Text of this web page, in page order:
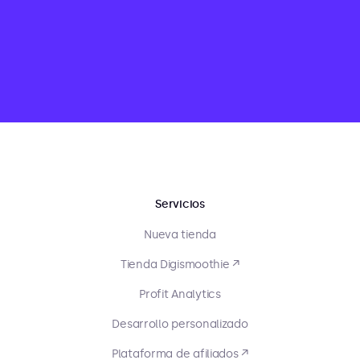
Servicios
Nueva tienda
Tienda Digismoothie ↗
Profit Analytics
Desarrollo personalizado
Plataforma de afiliados ↗